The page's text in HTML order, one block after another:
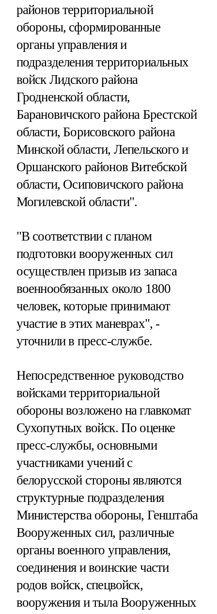
районов территориальной
обороны, сформированные
органы управления и
подразделения территориальных
войск Лидского района
Гродненской области,
Барановичского района Брестской
области, Борисовского района
Минской области, Лепельского и
Оршанского районов Витебской
области, Осиповичского района
Могилевской области".
"В соответствии с планом
подготовки вооруженных сил
осуществлен призыв из запаса
военнообязанных около 1800
человек, которые принимают
участие в этих маневрах", -
уточнили в пресс-службе.
Непосредственное руководство
войсками территориальной
обороны возложено на главкомат
Сухопутных войск. По оценке
пресс-службы, основными
участниками учений с
белорусской стороны являются
структурные подразделения
Министерства обороны, Генштаба
Вооруженных сил, различные
органы военного управления,
соединения и воинские части
родов войск, спецвойск,
вооружения и тыла Вооруженных